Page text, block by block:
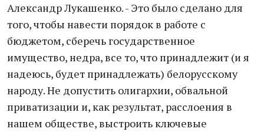
Александр Лукашенко. - Это было сделано для
того, чтобы навести порядок в работе с
бюджетом, сберечь государственное
имущество, недра, все то, что принадлежит (и я
надеюсь, будет принадлежать) белорусскому
народу. Не допустить олигархии, обвальной
приватизации и, как результат, расслоения в
нашем обществе, выстроить ключевые